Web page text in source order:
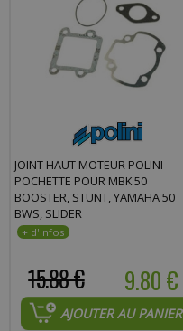
JOINT HAUT MOTEUR POLINI
POCHETTE POUR MBK 50
BOOSTER, STUNT, YAMAHA 50
BWS, SLIDER
9.80 €
15.88 €
AJOUTER AU PANIER